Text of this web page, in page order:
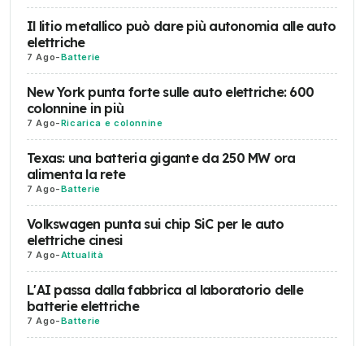
Il litio metallico può dare più autonomia alle auto
elettriche
7 Ago-Batterie
New York punta forte sulle auto elettriche: 600
colonnine in più
7 Ago-Ricarica e colonnine
Texas: una batteria gigante da 250 MW ora
alimenta la rete
7 Ago-Batterie
Volkswagen punta sui chip SiC per le auto
elettriche cinesi
7 Ago-Attualità
L'AI passa dalla fabbrica al laboratorio delle
batterie elettriche
7 Ago-Batterie